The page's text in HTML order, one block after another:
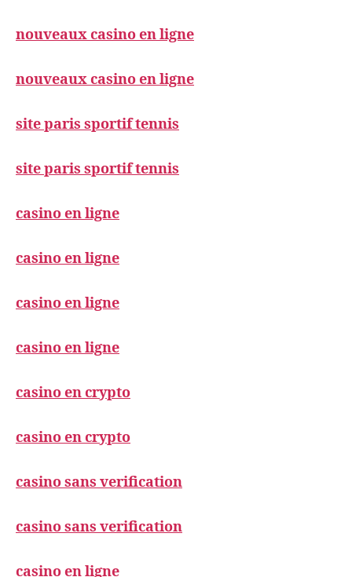
nouveaux casino en ligne
nouveaux casino en ligne
site paris sportif tennis
site paris sportif tennis
casino en ligne
casino en ligne
casino en ligne
casino en ligne
casino en crypto
casino en crypto
casino sans verification
casino sans verification
casino en ligne